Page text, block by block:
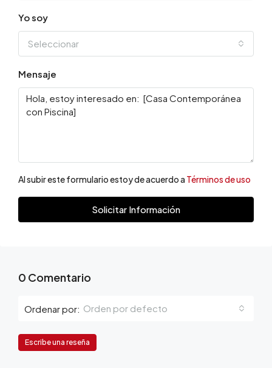
Yo soy
Seleccionar
Mensaje
Al subir este formulario estoy de acuerdo a Términos de uso
Solicitar Información
0 Comentario
Ordenar por: Orden por defecto
Escribe una reseña